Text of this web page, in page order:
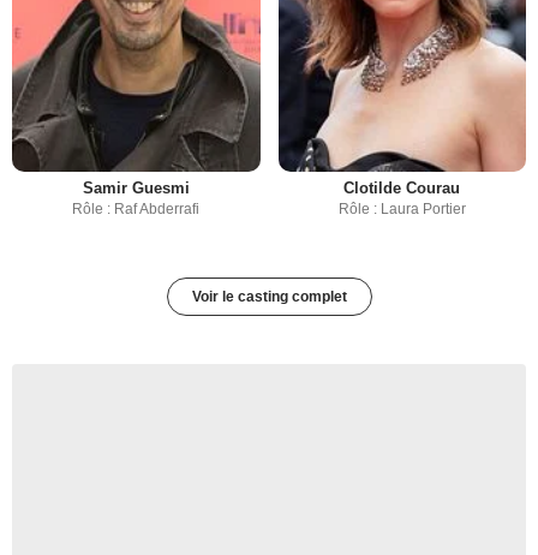
Samir Guesmi
Rôle : Raf Abderrafi
Clotilde Courau
Rôle : Laura Portier
Voir le casting complet